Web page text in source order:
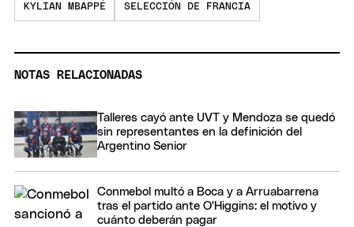
KYLIAN MBAPPÉ SELECCIÓN DE FRANCIA
NOTAS RELACIONADAS
Talleres cayó ante UVT y Mendoza se quedó
sin representantes en la definición del
Argentino Senior
Conmebol multó a Boca y a Arruabarrena
tras el partido ante O'Higgins: el motivo y
cuánto deberán pagar